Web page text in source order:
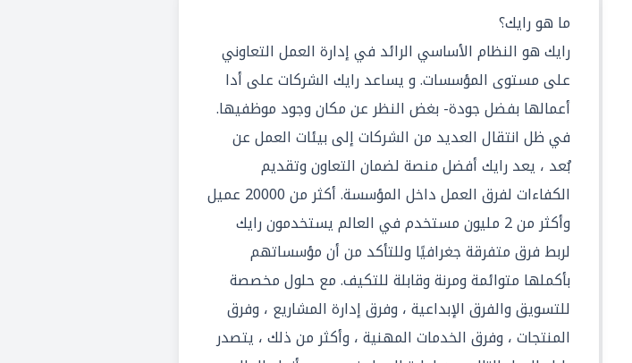
ما هو رايك؟
رايك هو النظام الأساسي الرائد في إدارة العمل التعاوني
على مستوى المؤسسات. و يساعد رايك الشركات على أدا
أعمالها بفضل جودة- بغض النظر عن مكان وجود موظفيها.
في ظل انتقال العديد من الشركات إلى بيئات العمل عن
بُعد ، يعد رايك أفضل منصة لضمان التعاون وتقديم
الكفاءات لفرق العمل داخل المؤسسة. أكثر من 20000 عميل
وأكثر من 2 مليون مستخدم في العالم يستخدمون رايك
لربط فرق متفرقة جغرافيًا وللتأكد من أن مؤسساتهم
بأكملها متوائمة ومرنة وقابلة للتكيف. مع حلول مخصصة
للتسويق والفرق الإبداعية ، وفرق إدارة المشاريع ، وفرق
المنتجات ، وفرق الخدمات المهنية ، وأكثر من ذلك ، يتصدر